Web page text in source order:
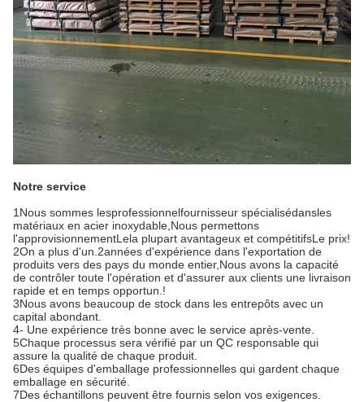
Notre service
1Nous sommes lesprofessionnelfournisseur spécialisédansles
matériaux en acier inoxydable, Nous permettons
l'approvisionnementLela plupart avantageux et compétitifsLe prix!
2On a plus d'un. 2années d'expérience dans l'exportation de
produits vers des pays du monde entier, Nous avons la capacité
de contrôler toute l'opération et d'assurer aux clients une livraison
rapide et en temps opportun. !
3Nous avons beaucoup de stock dans les entrepôts avec un
capital abondant.
4- Une expérience très bonne avec le service après-vente.
5Chaque processus sera vérifié par un QC responsable qui
assure la qualité de chaque produit.
6Des équipes d'emballage professionnelles qui gardent chaque
emballage en sécurité.
7Des échantillons peuvent être fournis selon vos exigences.